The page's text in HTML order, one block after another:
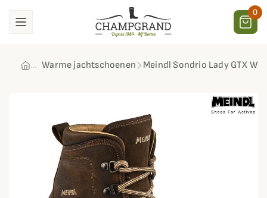
0
Warme jachtschoenen Meindl Sondrio Lady GTX